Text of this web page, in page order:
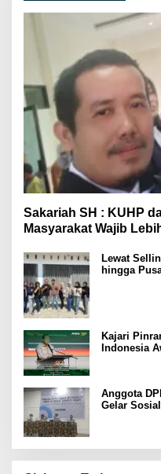
Sakariah SH : KUHP
Masyarakat Wajib
Lewat
hingga
Kajari
Indonesia
Anggota
Gelar